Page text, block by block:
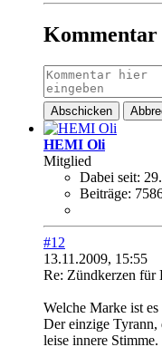
Kommentar
Abschicken
HEMI Oli
Mitglied
Dabei seit:
Beiträge:
#12
13.11.2009, 15:55
Re: Zündkerzen
Welche Marke ist es
Der einzige Tyrann,
leise innere Stimme.